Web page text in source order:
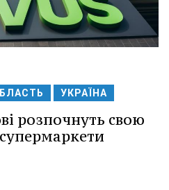
УКРАЇНА
розпочнуть свою